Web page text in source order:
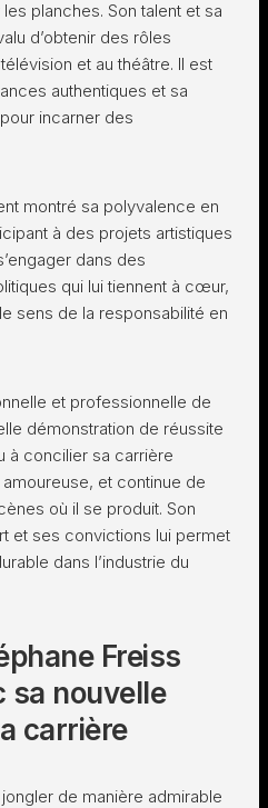
planches. Son talent et sa
d’obtenir des rôles
et au théâtre. Il est
authentiques et sa
incarner des
montré sa polyvalence en
à des projets artistiques
dans des
qui lui tiennent à cœur,
sens de la responsabilité en
et professionnelle de
démonstration de réussite
à concilier sa carrière
et continue de
où il se produit. Son
et ses convictions lui permet
dans l’industrie du
Freiss
sa nouvelle
carrière
de manière admirable